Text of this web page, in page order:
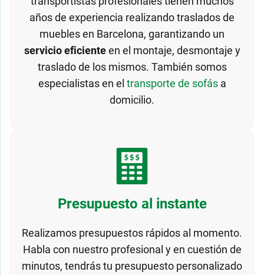
años de experiencia realizando traslados de
muebles en Barcelona, garantizando un
servicio eficienteen el montaje, desmontaje y
traslado de los mismos. También somos
especialistas en el transporte de sofása
domicilio.
Presupuesto al instante
Realizamos presupuestos rápidos al momento.
Habla con nuestro profesional y en cuestión de
minutos, tendrás tu presupuesto personalizado